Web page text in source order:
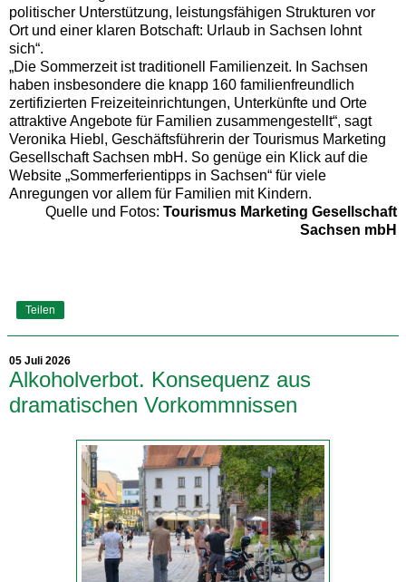
politischer Unterstützung, leistungsfähigen Strukturen vor
Ort und einer klaren Botschaft: Urlaub in Sachsen lohnt
sich“.
„Die Sommerzeit ist traditionell Familienzeit. In Sachsen
haben insbesondere die knapp 160 familienfreundlich
zertifizierten Freizeiteinrichtungen, Unterkünfte und Orte
attraktive Angebote für Familien zusammengestellt“, sagt
Veronika Hiebl, Geschäftsführerin der Tourismus Marketing
Gesellschaft Sachsen mbH. So genüge ein Klick auf die
Website „Sommerferientipps in Sachsen“ für viele
Anregungen vor allem für Familien mit Kindern.
Quelle und Fotos: Tourismus Marketing Gesellschaft
Sachsen mbH
Teilen
05 Juli 2026
Alkoholverbot. Konsequenz aus
dramatischen Vorkommnissen